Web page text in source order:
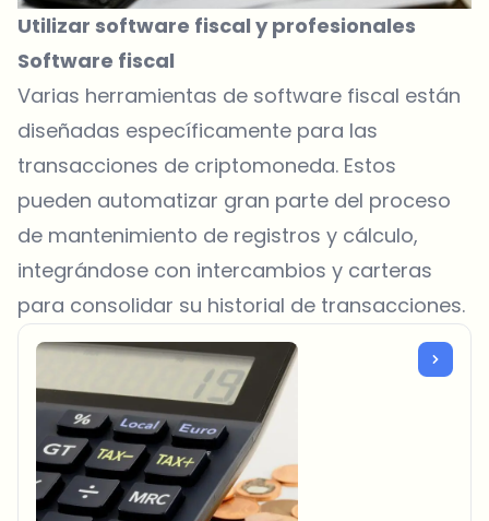
Utilizar software fiscal y profesionales
Software fiscal
Varias herramientas de software fiscal están
diseñadas específicamente para las
transacciones de criptomoneda. Estos
pueden automatizar gran parte del proceso
de mantenimiento de registros y cálculo,
integrándose con intercambios y carteras
para consolidar su historial de transacciones.